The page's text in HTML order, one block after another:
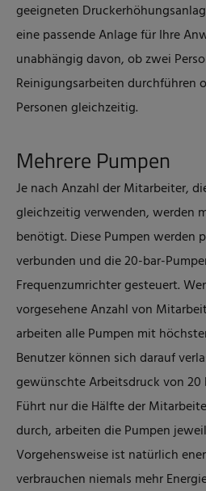
geeigneten
eine passende Anlage für Ihre
unabhängig davon, ob zwei
Reinigungsarbeiten durchführen
Personen gleichzeitig.
Mehrere Pumpen
Je nach Anzahl der Mitarbeiter,
gleichzeitig verwenden, werden
benötigt. Diese Pumpen werden
verbunden und die 20-bar-
Frequenzumrichter gesteuert.
vorgesehene Anzahl von
arbeiten alle Pumpen mit
Benutzer können sich darauf
gewünschte Arbeitsdruck von
Führt nur die Hälfte der
durch, arbeiten die Pumpen
Vorgehensweise ist natürlich
verbrauchen niemals mehr